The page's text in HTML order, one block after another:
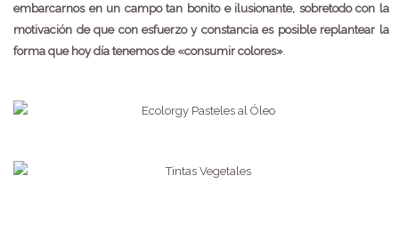
embarcarnos en un campo tan bonito e ilusionante, sobretodo con la
motivación de que con esfuerzo y constancia es posible replantear la
forma que hoy día tenemos de «consumir colores»